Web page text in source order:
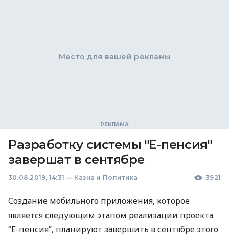
Место для вашей рекламы
Разработку системы "Е-пенсия"
завершат в сентябре
30.08.2019, 14:31 — Казна и Политика 3921
Создание мобильного приложения, которое
является следующим этапом реализации проекта
“Е-пенсия”, планируют завершить в сентябре этого